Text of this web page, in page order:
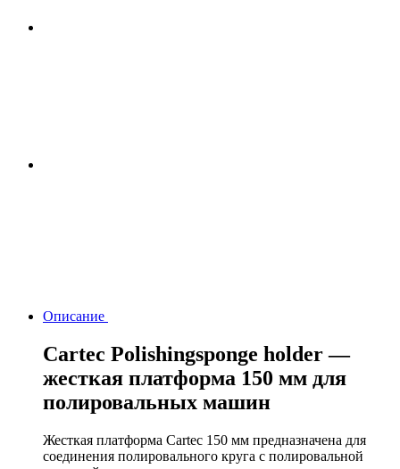
Описание
Cartec Polishingsponge holder —
жесткая платформа 150 мм для
полировальных машин
Жесткая платформа Cartec 150 мм предназначена для
соединения полировального круга с полировальной